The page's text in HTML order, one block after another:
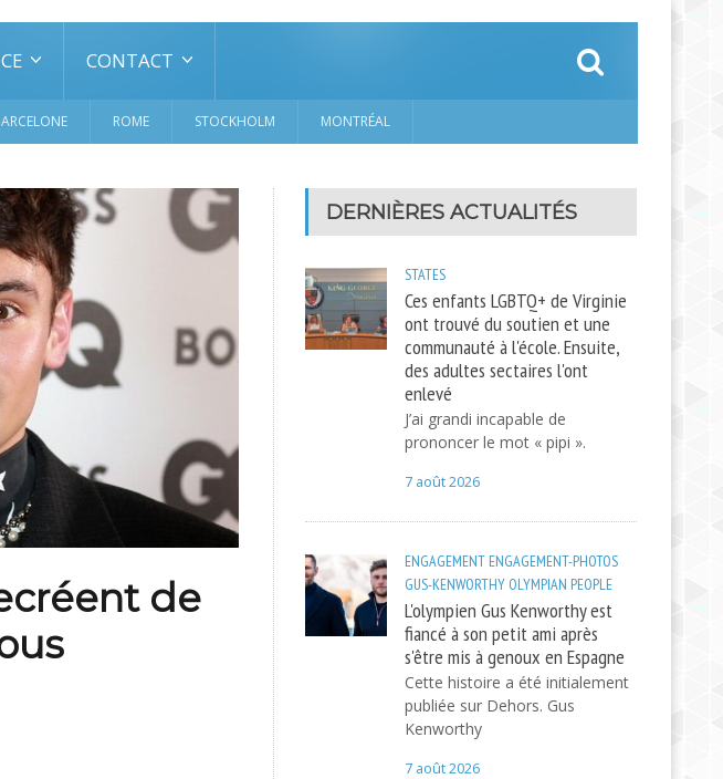
CONTACT
ROME STOCKHOLM MONTRÉAL
de
DERNIÈRES ACTUALITÉS
STATES
Ces enfants LGBTQ+ de Virginie
ont trouvé du soutien et une
communauté à l'école. Ensuite,
des adultes sectaires l'ont
enlevé
J’ai grandi incapable de
prononcer le mot « pipi ».
7 août 2026
ENGAGEMENT ENGAGEMENT-PHOTOS
GUS-KENWORTHY OLYMPIAN PEOPLE
L'olympien Gus Kenworthy est
fiancé à son petit ami après
s'être mis à genoux en Espagne
Cette histoire a été initialement
publiée sur Dehors. Gus
Kenworthy
7 août 2026